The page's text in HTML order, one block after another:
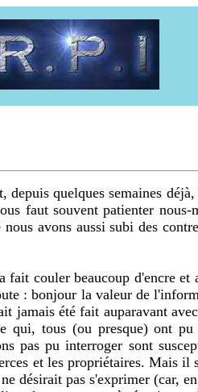
depuis quelques semaines
faut souvent patienter
avons aussi subi des
fait couler beaucoup d'encre
: bonjour la valeur de
jamais été fait auparavant
qui, tous (ou presque) ont
pas pu interroger sont
et les propriétaires. Mais
désirait pas s'exprimer (car,